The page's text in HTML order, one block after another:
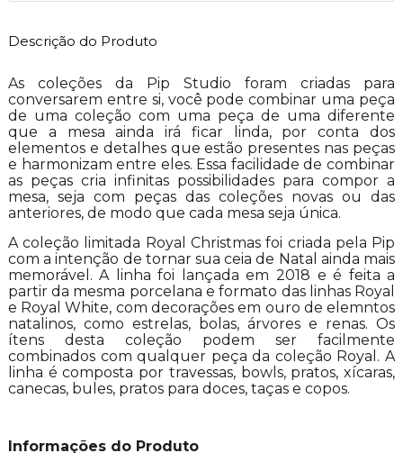
Descrição do Produto
As coleções da Pip Studio foram criadas para
conversarem entre si, você pode combinar uma peça
de uma coleção com uma peça de uma diferente
que a mesa ainda irá ficar linda, por conta dos
elementos e detalhes que estão presentes nas peças
e harmonizam entre eles. Essa facilidade de combinar
as peças cria infinitas possibilidades para compor a
mesa, seja com peças das coleções novas ou das
anteriores, de modo que cada mesa seja única.
A coleção limitada Royal Christmas foi criada pela Pip
com a intenção de tornar sua ceia de Natal ainda mais
memorável. A linha foi lançada em 2018 e é feita a
partir da mesma porcelana e formato das linhas Royal
e Royal White, com decorações em ouro de elemntos
natalinos, como estrelas, bolas, árvores e renas. Os
ítens desta coleção podem ser facilmente
combinados com qualquer peça da coleção Royal. A
linha é composta por travessas, bowls, pratos, xícaras,
canecas, bules, pratos para doces, taças e copos.
Informações do Produto